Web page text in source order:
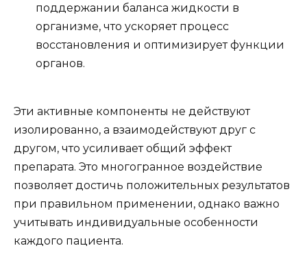
поддержании баланса жидкости в
организме, что ускоряет процесс
восстановления и оптимизирует функции
органов.
Эти активные компоненты не действуют
изолированно, а взаимодействуют друг с
другом, что усиливает общий эффект
препарата. Это многогранное воздействие
позволяет достичь положительных результатов
при правильном применении, однако важно
учитывать индивидуальные особенности
каждого пациента.